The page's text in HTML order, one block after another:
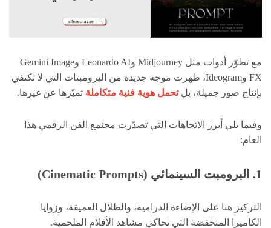
مع تطوّر أدوات مثل Midjourney وLeonardo AI وGemini Image
FX وIdeogram، ظهرت موجة جديدة من البرومبتات التي لا تكتفي
بإنتاج صور جميلة، بلتحمل هوية فنية متكاملة تميّزها عن غيرها.
وفيما يلي أبرز الاتجاهات التي تصدّرت مجتمع الفن الرقمي هذا
العام:
1. البرومبت السينمائي (Cinematic Prompts)
التركيز هنا على الإضاءة الدرامية، والظلال العميقة، وزوايا
الكاميرا المنخفضة التي تحاكي مشاهد الأفلام الملحمية.